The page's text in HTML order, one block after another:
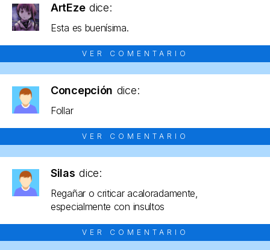
ArtEze dice:
Esta es buenísima.
VER COMENTARIO
Concepción dice:
Follar
VER COMENTARIO
Silas dice:
Regañar o criticar acaloradamente,
especialmente con insultos
VER COMENTARIO